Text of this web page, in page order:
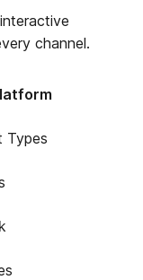
channel.
Types